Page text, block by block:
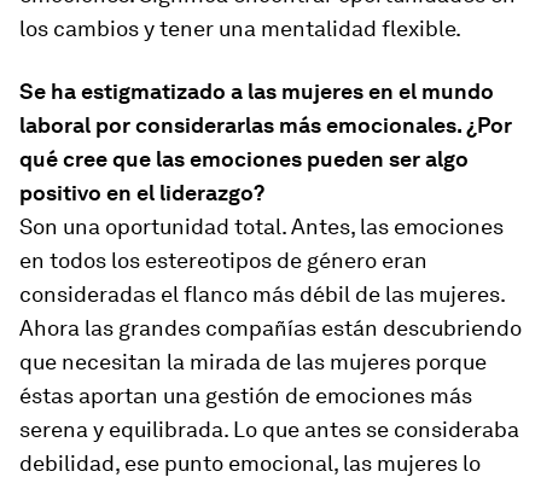
los cambios y tener una mentalidad flexible.
Se ha estigmatizado a las mujeres en el mundo
laboral por considerarlas más emocionales. ¿Por
qué cree que las emociones pueden ser algo
positivo en el liderazgo?
Son una oportunidad total. Antes, las emociones
en todos los estereotipos de género eran
consideradas el flanco más débil de las mujeres.
Ahora las grandes compañías están descubriendo
que necesitan la mirada de las mujeres porque
éstas aportan una gestión de emociones más
serena y equilibrada. Lo que antes se consideraba
debilidad, ese punto emocional, las mujeres lo